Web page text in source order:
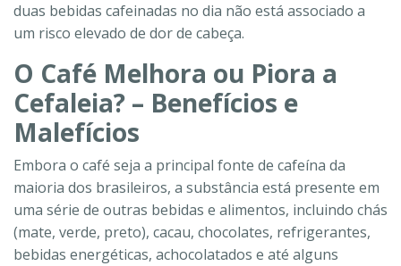
duas bebidas cafeinadas no dia não está associado a
um risco elevado de dor de cabeça.
O Café Melhora ou Piora a
Cefaleia? – Benefícios e
Malefícios
Embora o café seja a principal fonte de cafeína da
maioria dos brasileiros, a substância está presente em
uma série de outras bebidas e alimentos, incluindo chás
(mate, verde, preto), cacau, chocolates, refrigerantes,
bebidas energéticas, achocolatados e até alguns